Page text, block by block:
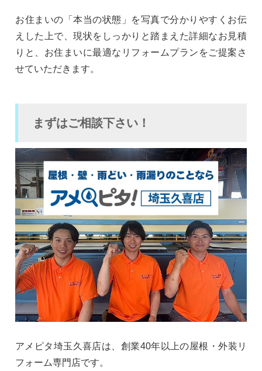
お住まいの「本当の状態」を写真で分かりやすくお伝
えした上で、現状をしっかりと踏まえた詳細なお見積
りと、お住まいに最適なリフォームプランをご提案さ
せていただきます。
まずはご相談下さい！
アメピタ埼玉久喜店は、創業40年以上の屋根・外装リ
フォーム専門店です。